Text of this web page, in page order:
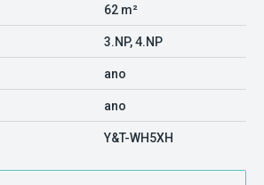
62 m²
3.NP, 4.NP
ano
ano
Y&T-WH5XH